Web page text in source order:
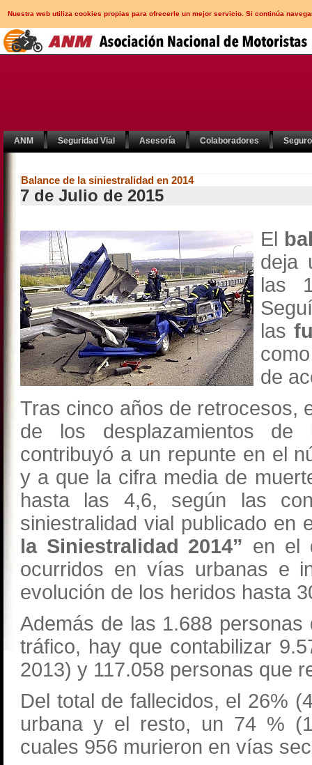
Nuestra web utiliza cookies propias para ofrecerle un mejor servicio. Si continúa
ANM Seguridad Vial Asesoría Colaboradores
Balance de la siniestralidad en 2014
7 de Julio de 2015
El
deja
las
las
de
Tras cinco años de retrocesos,
de los desplazamientos de
contribuyó a un repunte en el
y a que la cifra media de
hasta las 4,6, según las
siniestralidad vial publicado en
la Siniestralidad 2014” en el
ocurridos en vías urbanas e
evolución de los heridos hasta
Además de las 1.688
tráfico, hay que contabilizar
2013) y 117.058 personas que
Del total de fallecidos, el 26%
urbana y el resto, un 74 %
cuales 956 murieron en vías